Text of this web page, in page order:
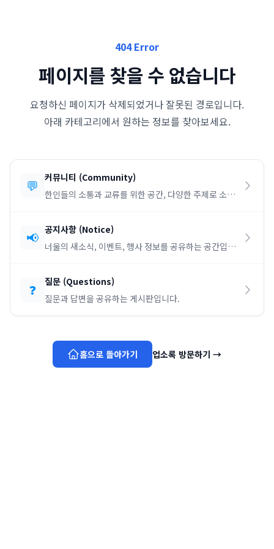
404 Error
페이지를 찾을 수 없습니다
요청하신 페이지가 삭제되었거나 잘못된 경로입니다.
아래 카테고리에서 원하는 정보를 찾아보세요.
💬 커뮤니티 (Community)
한인들의 소통과 교류를 위한 공간, 다양한 주제로 소통
📢 공지사항 (Notice)
너울의 새소식, 이벤트, 행사 정보를 공유하는 공간입니
❓ 질문 (Questions)
질문과 답변을 공유하는 게시판입니다.
홈으로 돌아가기 업소록 방문하기 →